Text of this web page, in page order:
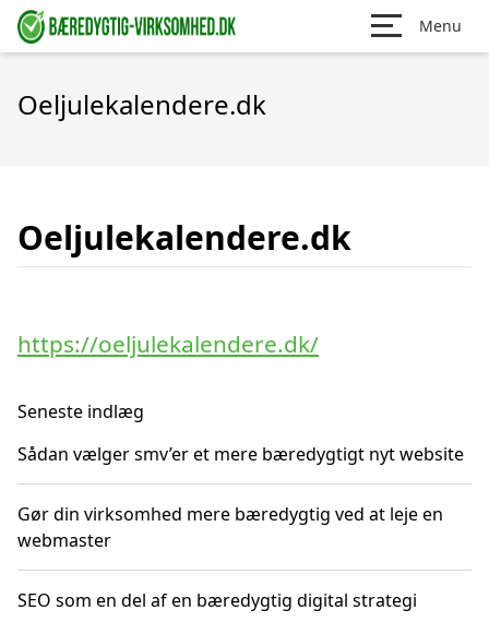
Menu
Oeljulekalendere.dk
Oeljulekalendere.dk
https://oeljulekalendere.dk/
Seneste indlæg
Sådan vælger smv’er et mere bæredygtigt nyt website
Gør din virksomhed mere bæredygtig ved at leje en
webmaster
SEO som en del af en bæredygtig digital strategi